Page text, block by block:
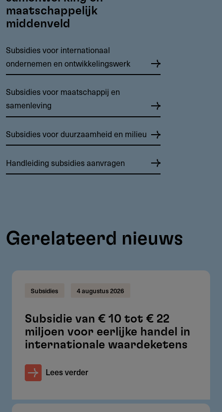
maatschappelijk
middenveld
Subsidies voor internationaal
ondernemen en ontwikkelingswerk
Subsidies voor maatschappij en
samenleving
Subsidies voor duurzaamheid en milieu
Handleiding subsidies aanvragen
Gerelateerd nieuws
Subsidies 4 augustus 2026
Subsidie van € 10 tot € 22
miljoen voor eerlijke handel in
internationale waardeketens
Lees verder